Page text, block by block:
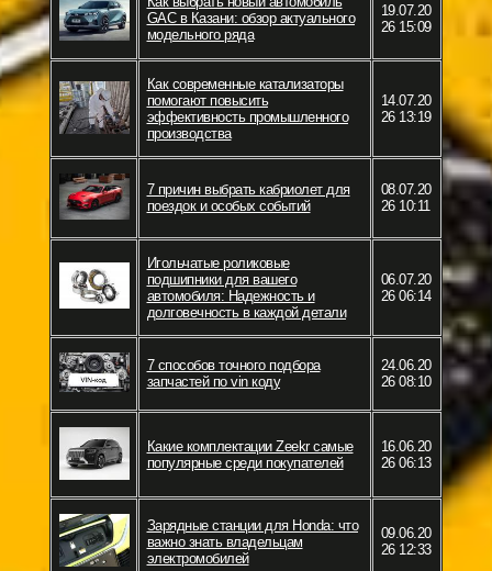
GAC в Казани: обзор актуального
модельного ряда
19.07.20
26 15:09
Как современные катализаторы
помогают повысить
эффективность промышленного
производства
14.07.20
26 13:19
7 причин выбрать кабриолет для
поездок и особых событий
08.07.20
26 10:11
Игольчатые роликовые
подшипники для вашего
автомобиля: Надежность и
долговечность в каждой детали
06.07.20
26 06:14
7 способов точного подбора
запчастей по vin коду
24.06.20
26 08:10
Какие комплектации Zeekr самые
популярные среди покупателей
16.06.20
26 06:13
Зарядные станции для Honda: что
важно знать владельцам
электромобилей
09.06.20
26 12:33